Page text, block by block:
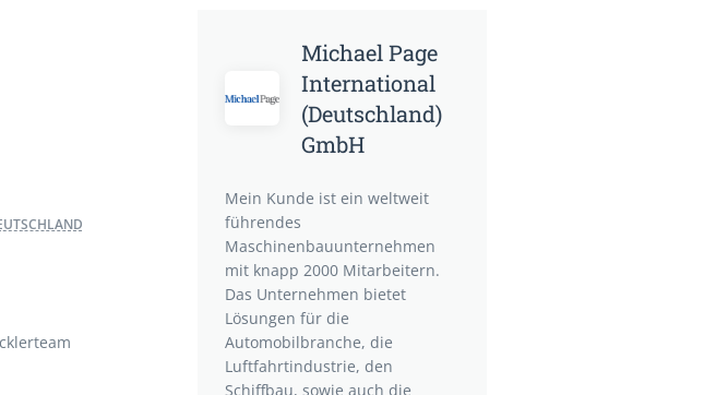
Michael Page
International
(Deutschland)
GmbH
Mein Kunde ist ein weltweit
führendes
Maschinenbauunternehmen
mit knapp 2000 Mitarbeitern.
Das Unternehmen bietet
Lösungen für die
Automobilbranche, die
Luftfahrtindustrie, den
Schiffbau, sowie auch die